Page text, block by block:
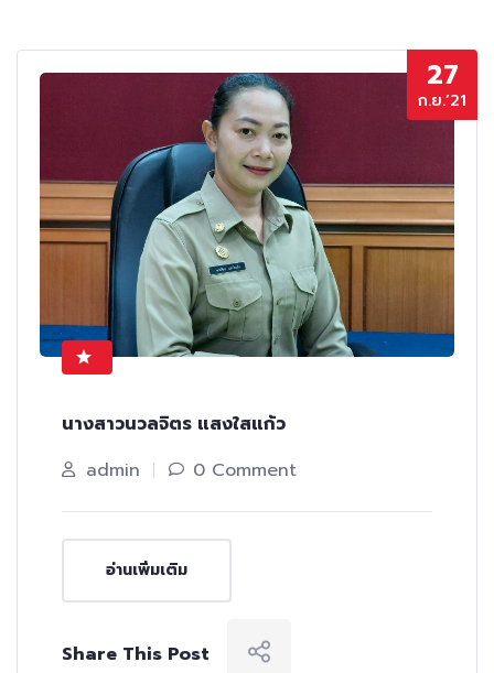
27
ก.ย.’21
นางสาวนวลจิตร แสงใสแก้ว
admin
0 Comment
อ่านเพิ่มเติม
Share This Post